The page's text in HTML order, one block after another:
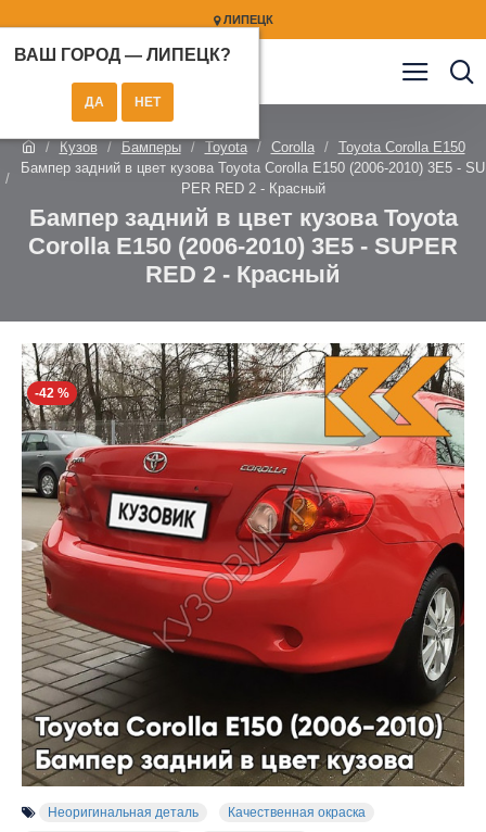
ЛИПЕЦК
ВАШ ГОРОД — ЛИПЕЦК?
Кузов Бамперы Toyota Corolla
Toyota Corolla E150
Бампер задний в цвет кузова Toyota Corolla E150 (2006-2010) 3E5 - SU
PER RED 2 - Красный
Бампер задний в цвет кузова Toyota
Corolla E150 (2006-2010) 3E5 - SUPER
RED 2 - Красный
-42 %
Неоригинальная деталь
Качественная окраска